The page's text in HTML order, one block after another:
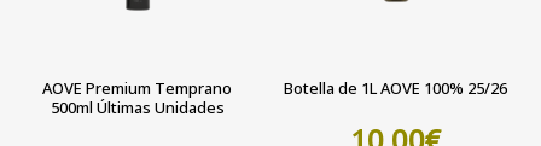
AOVE Premium Temprano
500ml Últimas Unidades
Botella de 1L AOVE 100% 25/26